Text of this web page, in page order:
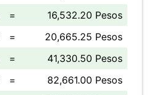
=
16,532.20 Pesos
=
20,665.25 Pesos
=
41,330.50 Pesos
=
82,661.00 Pesos